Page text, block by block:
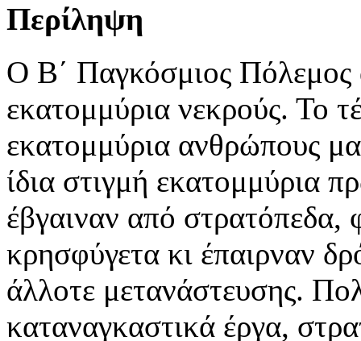
Περίληψη
Ο Β΄ Παγκόσμιος
εκατομμύρια νεκρούς. Το
εκατομμύρια ανθρώπους
ίδια στιγμή εκατομμύρια
έβγαιναν από στρατόπεδα,
κρησφύγετα κι έπαιρναν
άλλοτε μετανάστευσης.
καταναγκαστικά έργα,